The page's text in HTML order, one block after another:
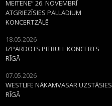
MEITENE” 26. NOVEMBRĪ
ATGRIEZĪSIES PALLADIUM
KONCERTZĀLĒ
18.05.2026
IZPĀRDOTS PITBULL KONCERTS
RĪGĀ
07.05.2026
WESTLIFE NĀKAMVASAR UZSTĀSIES
RĪGĀ